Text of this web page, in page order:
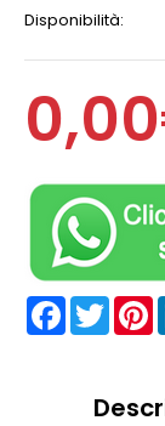
Disponibilità:
Facebook
Twitter